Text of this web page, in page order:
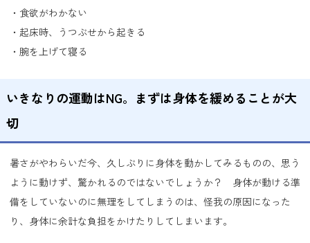
・食欲がわかない
・起床時、うつぶせから起きる
・腕を上げて寝る
いきなりの運動はNG。まずは身体を緩めることが大
切
暑さがやわらいだ今、久しぶりに身体を動かしてみるものの、思う
ように動けず、驚かれるのではないでしょうか？ 身体が動ける準
備をしていないのに無理をしてしまうのは、怪我の原因になった
り、身体に余計な負担をかけたりしてしまいます。